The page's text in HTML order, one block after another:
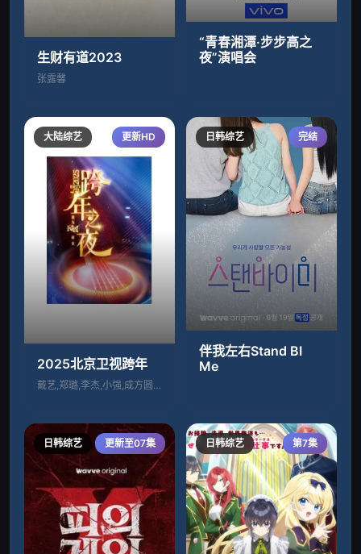
生财有道2023
张露馨
“青春湘潭·步步高之
夜”演唱会
大陆综艺 更新HD
2025北京卫视跨年
戴艺,郑璐,李杰,小强,成方圆,潘越云,
日韩综艺 完结
伴我左右Stand BI
Me
日韩综艺 更新至07集 日韩综艺 第7集